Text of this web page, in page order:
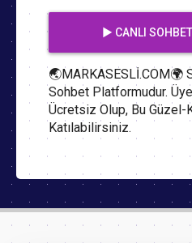
▶️ CANLI
🌏MARKASESLİ.COM🌍
Sohbet Platformudur.
Ücretsiz Olup, Bu Güzel-
Katılabilirsiniz.